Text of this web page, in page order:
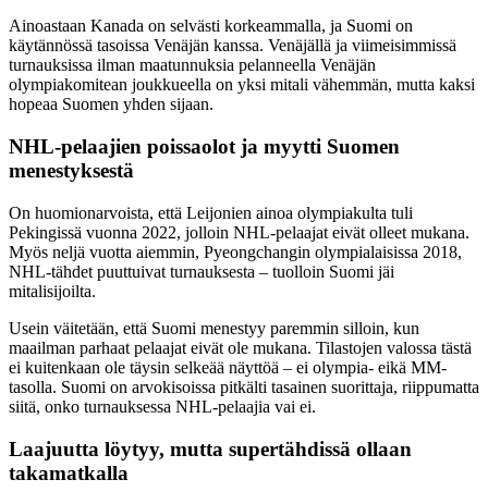
Ainoastaan Kanada on selvästi korkeammalla, ja Suomi on
käytännössä tasoissa Venäjän kanssa. Venäjällä ja viimeisimmissä
turnauksissa ilman maatunnuksia pelanneella Venäjän
olympiakomitean joukkueella on yksi mitali vähemmän, mutta kaksi
hopeaa Suomen yhden sijaan.
NHL-pelaajien poissaolot ja myytti Suomen
menestyksestä
On huomionarvoista, että Leijonien ainoa olympiakulta tuli
Pekingissä vuonna 2022, jolloin NHL-pelaajat eivät olleet mukana.
Myös neljä vuotta aiemmin, Pyeongchangin olympialaisissa 2018,
NHL-tähdet puuttuivat turnauksesta – tuolloin Suomi jäi
mitalisijoilta.
Usein väitetään, että Suomi menestyy paremmin silloin, kun
maailman parhaat pelaajat eivät ole mukana. Tilastojen valossa tästä
ei kuitenkaan ole täysin selkeää näyttöä – ei olympia- eikä MM-
tasolla. Suomi on arvokisoissa pitkälti tasainen suorittaja, riippumatta
siitä, onko turnauksessa NHL-pelaajia vai ei.
Laajuutta löytyy, mutta supertähdissä ollaan
takamatkalla